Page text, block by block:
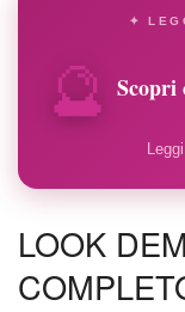
🔮
✦
Scopri
LOOK